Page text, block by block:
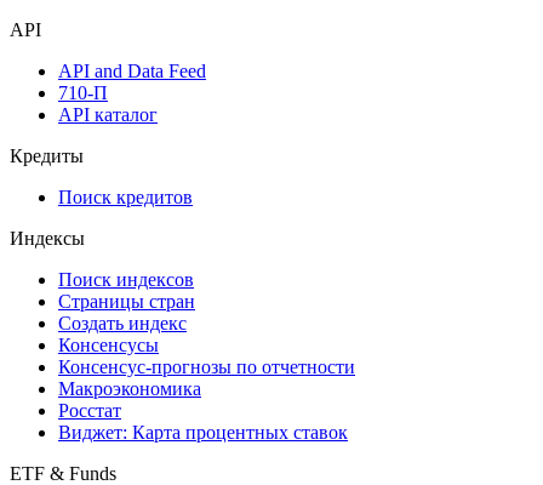
API
API and Data Feed
710-П
API каталог
Кредиты
Поиск кредитов
Индексы
Поиск индексов
Страницы стран
Создать индекс
Консенсусы
Консенсус-прогнозы по отчетности
Макроэкономика
Росстат
Виджет: Карта процентных ставок
ETF & Funds